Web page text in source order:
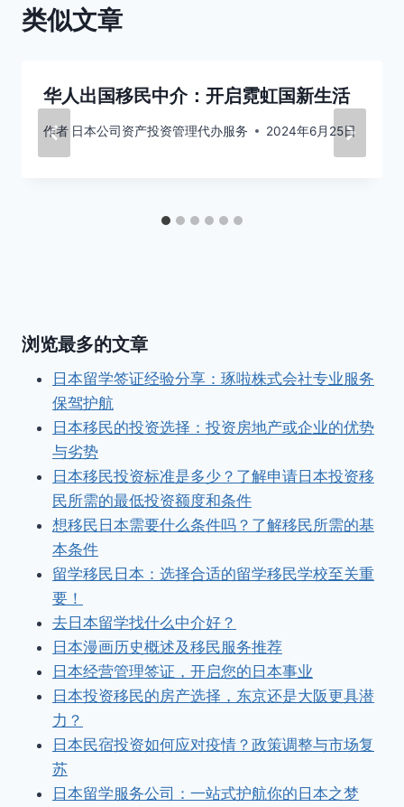
类似文章
华人出国移民中介：开启霓虹国新生活
作者 日本公司资产投资管理代办服务 2024年6月25日
浏览最多的文章
日本留学签证经验分享：琢啦株式会社专业服务
保驾护航
日本移民的投资选择：投资房地产或企业的优势
与劣势
日本移民投资标准是多少？了解申请日本投资移
民所需的最低投资额度和条件
想移民日本需要什么条件吗？了解移民所需的基
本条件
留学移民日本：选择合适的留学移民学校至关重
要！
去日本留学找什么中介好？
日本漫画历史概述及移民服务推荐
日本经营管理签证，开启您的日本事业
日本投资移民的房产选择，东京还是大阪更具潜
力？
日本民宿投资如何应对疫情？政策调整与市场复
苏
日本留学服务公司：一站式护航你的日本之梦